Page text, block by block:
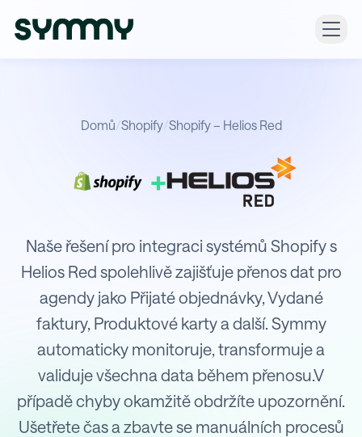
Domů/Shopify/Shopify – Helios Red
+
Integrace Shopify s Helios Red
Naše řešení pro integraci systémů Shopify s
Helios Red spolehlivě zajišťuje přenos dat pro
agendy jako Přijaté objednávky, Vydané
faktury, Produktové karty a další. Symmy
automaticky monitoruje, transformuje a
validuje všechna data během přenosu.V
případě chyby okamžitě obdržíte upozornění.
Ušetřete čas a zbavte se manuálních procesů